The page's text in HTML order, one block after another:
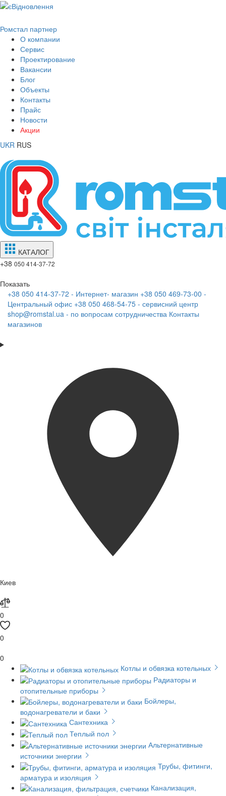
Ромстал партнер
О компании
Сервис
Проектирование
Вакансии
Блог
Объекты
Контакты
Прайс
Новости
Акции
UKR RUS
КАТАЛОГ
+38 050 414-37-72
Показать
+38 050 414-37-72 - Интернет- магазин +38 050 469-73-00 -
Центральный офис +38 050 468-54-75 - сервисний центр
shop@romstal.ua - по вопросам сотрудничества Контакты
магазинов
Киев
0
0
0
Котлы и обвязка котельных
Радиаторы и
отопительные приборы
Бойлеры,
водонагреватели и баки
Сантехника
Теплый пол
Альтернативные
источники энергии
Трубы, фитинги,
арматура и изоляция
Канализация,